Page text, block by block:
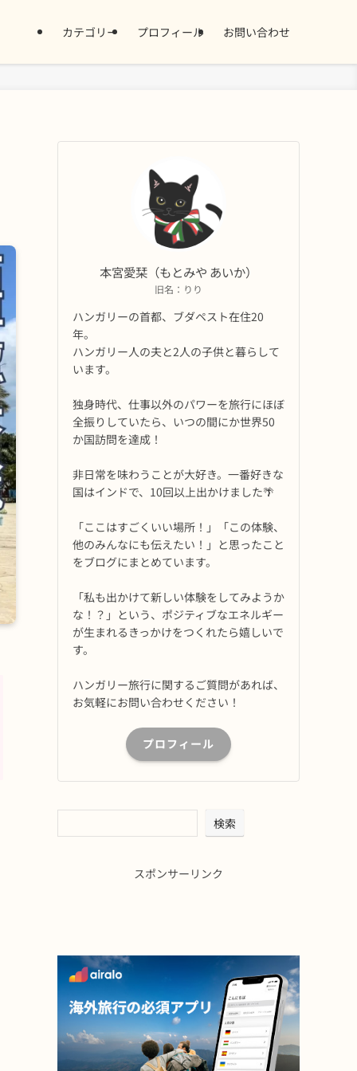
カテゴリー プロフィール お問い合わせ
本宮愛栞（もとみや あいか）
旧名：りり
ハンガリーの首都、ブダペスト在住20
年。
ハンガリー人の夫と2人の子供と暮らして
います。
独身時代、仕事以外のパワーを旅行にほぼ
全振りしていたら、いつの間にか世界50
か国訪問を達成！
非日常を味わうことが大好き。一番好きな
国はインドで、10回以上出かけました🌴
「ここはすごくいい場所！」「この体験、
他のみんなにも伝えたい！」と思ったこと
をブログにまとめています。
「私も出かけて新しい体験をしてみようか
な！？」という、ポジティブなエネルギー
が生まれるきっかけをつくれたら嬉しいで
す。
ハンガリー旅行に関するご質問があれば、
お気軽にお問い合わせください！
プロフィール
検索
スポンサーリンク